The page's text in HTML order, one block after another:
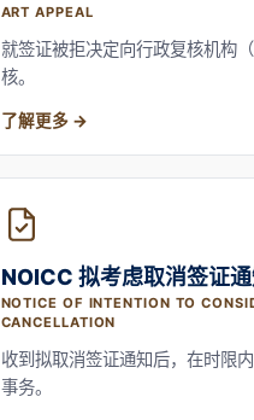
ART APPEAL
就签证被拒决定向行政复核机构
核。
了解更多
NOICC 拟考虑取消签证通
NOTICE OF INTENTION TO
CANCELLATION
收到拟取消签证通知后，在时限
事务。